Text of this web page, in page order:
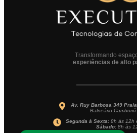
Transformando
experiências de alto
Av. Ruy Barbosa 349
Balneário Camboriú
Segunda à Sexta: 8h às 12h
Sábado: 8h às